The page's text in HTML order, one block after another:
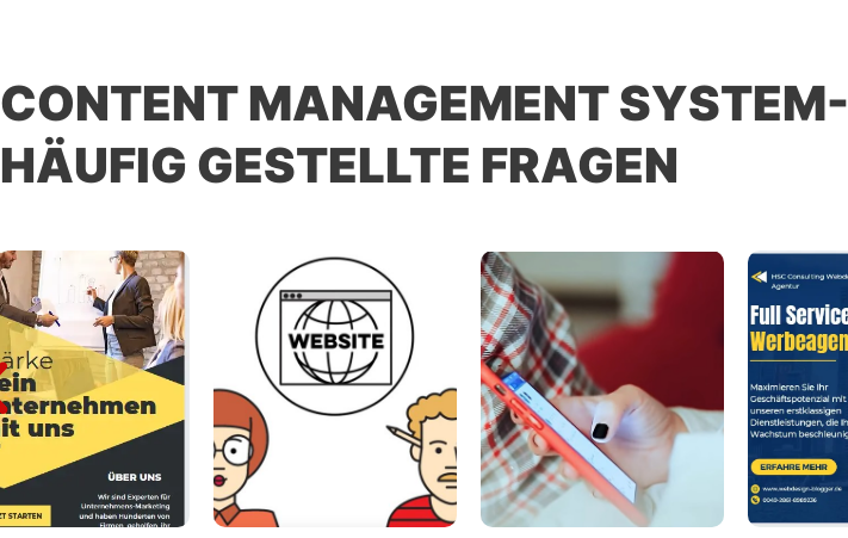
CONTENT MANAGEMENT SYSTEM-
HÄUFIG GESTELLTE FRAGEN